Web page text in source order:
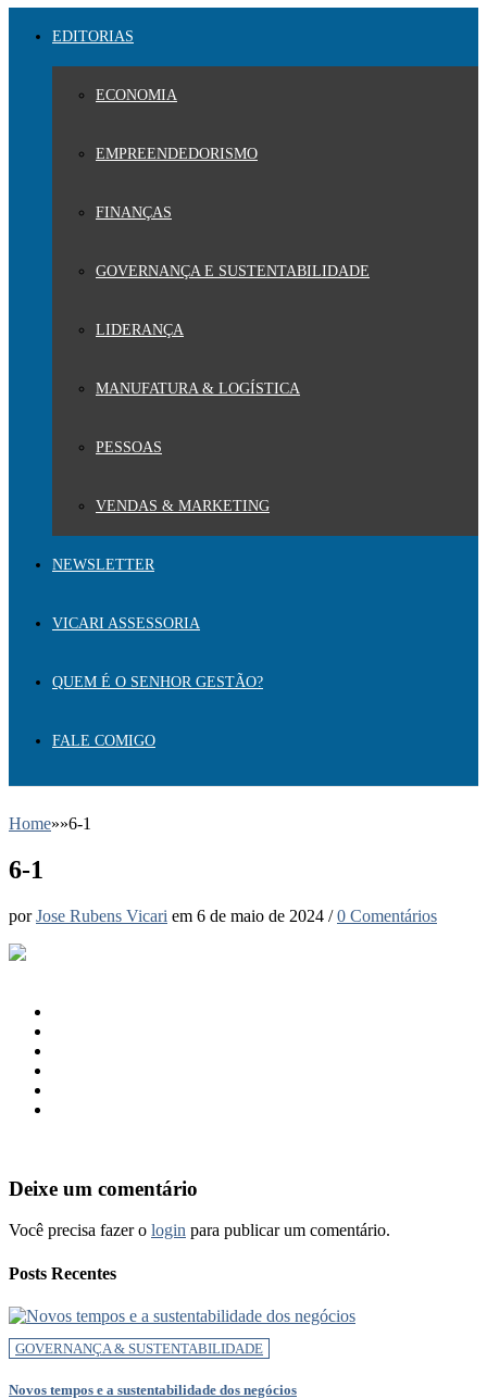
EDITORIAS
ECONOMIA
EMPREENDEDORISMO
FINANÇAS
GOVERNANÇA E SUSTENTABILIDADE
LIDERANÇA
MANUFATURA & LOGÍSTICA
PESSOAS
VENDAS & MARKETING
NEWSLETTER
VICARI ASSESSORIA
QUEM É O SENHOR GESTÃO?
FALE COMIGO
Home»»6-1
6-1
porJose Rubens Vicari em 6 de maio de 2024 /0 Comentários
Deixe um comentário
Você precisa fazer o login para publicar um comentário.
Posts Recentes
GOVERNANÇA & SUSTENTABILIDADE
Novos tempos e a sustentabilidade dos negócios